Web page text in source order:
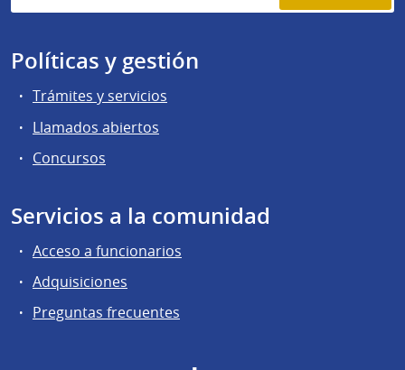
Políticas y gestión
Trámites y servicios
Llamados abiertos
Concursos
Servicios a la comunidad
Acceso a funcionarios
Adquisiciones
Preguntas frecuentes